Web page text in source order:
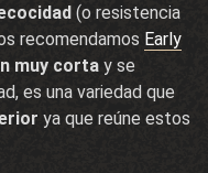
(o resistencia
recomendamos Early
muy corta y se
es una variedad que
ya que reúne estos